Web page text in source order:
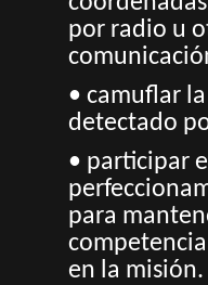
por radio u
• camuflar
detectado
• participar
para
en la misión.